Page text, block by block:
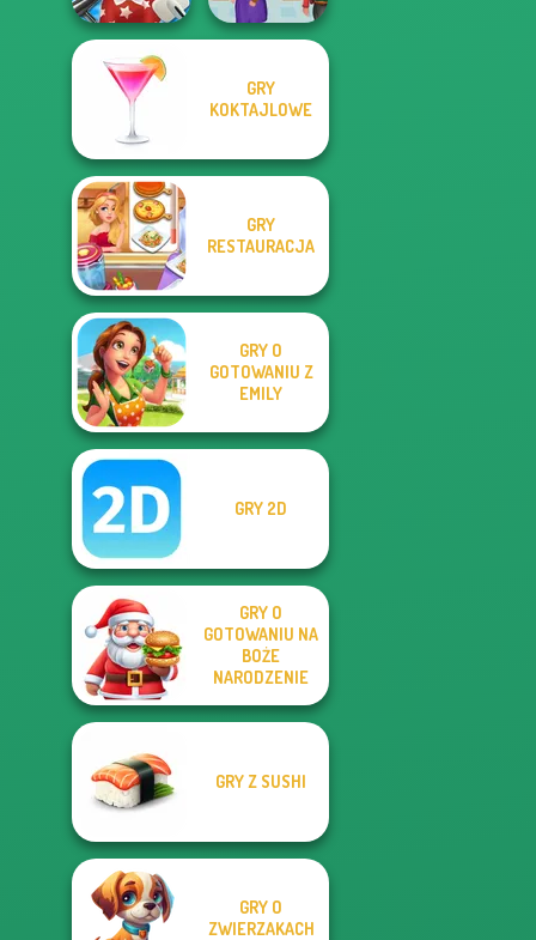
Pet Salon 2
Cooking
GRY
KOKTAJLOWE
GRY
RESTAURACJA
GRY O
GOTOWANIU Z
EMILY
GRY 2D
GRY O
GOTOWANIU NA
BOŻE
NARODZENIE
GRY Z SUSHI
GRY O
ZWIERZAKACH